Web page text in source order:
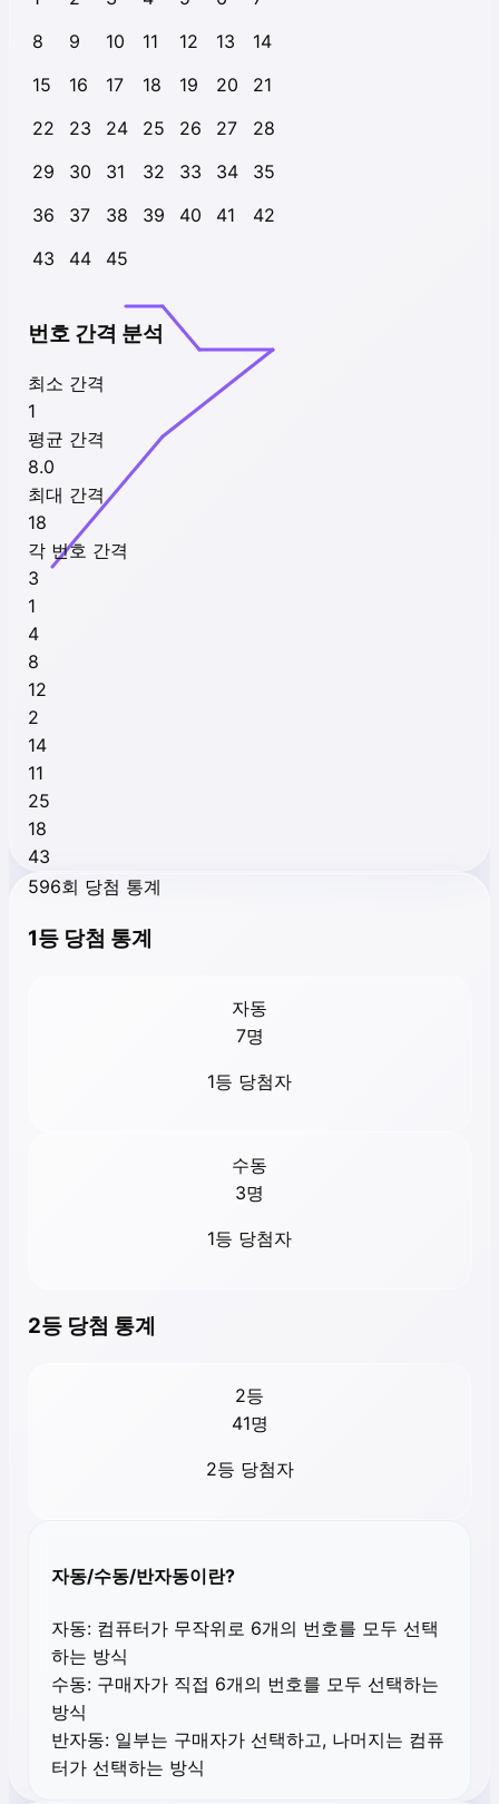
8
9 10 11 12 13
14
15
16 17 18 19 20
21
22
23 24 25 26 27
28
29
30 31 32 33 34
35
36
37 38 39 40 41
42
43
44 45
번호 간격 분석
최소 간격
1
평균 간격
8.0
최대 간격
18
각 번호 간격
3
1
4
8
12
2
14
11
25
18
43
596회 당첨 통계
1등 당첨 통계
자동
7명
1등 당첨자
수동
3명
1등 당첨자
2등 당첨 통계
2등
41명
2등 당첨자
자동/수동/반자동이란?
자동: 컴퓨터가 무작위로 6개의 번호를 모두 선택
하는 방식
수동: 구매자가 직접 6개의 번호를 모두 선택하는
방식
반자동: 일부는 구매자가 선택하고, 나머지는 컴퓨
터가 선택하는 방식